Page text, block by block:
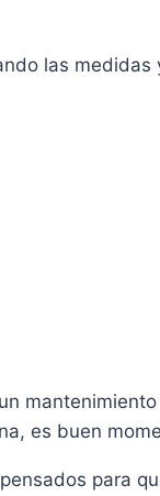
las
es buen
para